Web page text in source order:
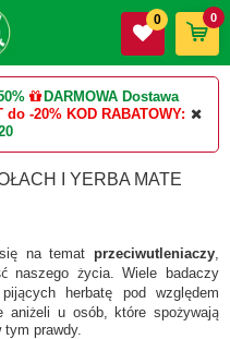
DARMOWA Dostawa
do -20% KOD RABATOWY:
0 0
I YERBA MATE
na temat przeciwutleniaczy,
naszego życia. Wiele badaczy
herbatę pod względem
aniżeli u osób, które spożywają
tym prawdy.